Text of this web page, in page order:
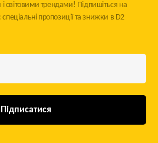
світовими трендами! Підпишіться на
пропозиції та знижки в D2
Підписатися